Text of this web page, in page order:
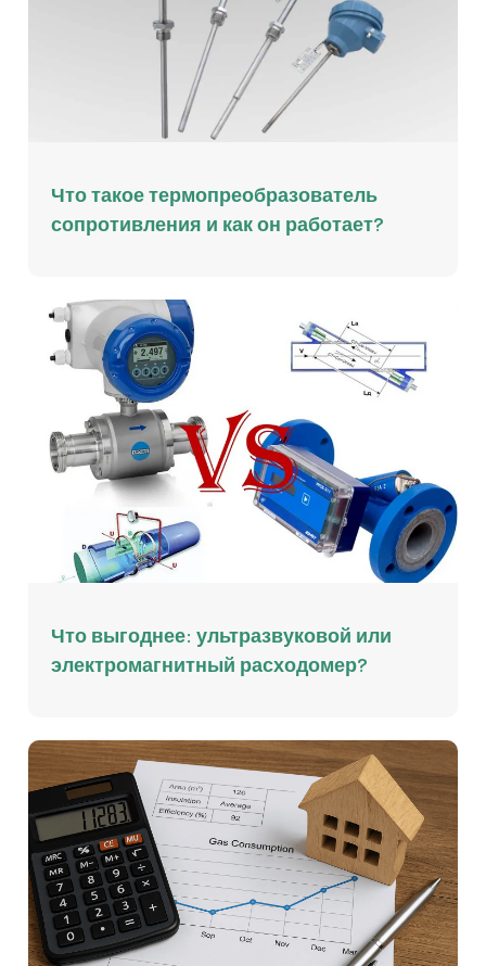
Что такое термопреобразователь
сопротивления и как он работает?
Что выгоднее: ультразвуковой или
электромагнитный расходомер?